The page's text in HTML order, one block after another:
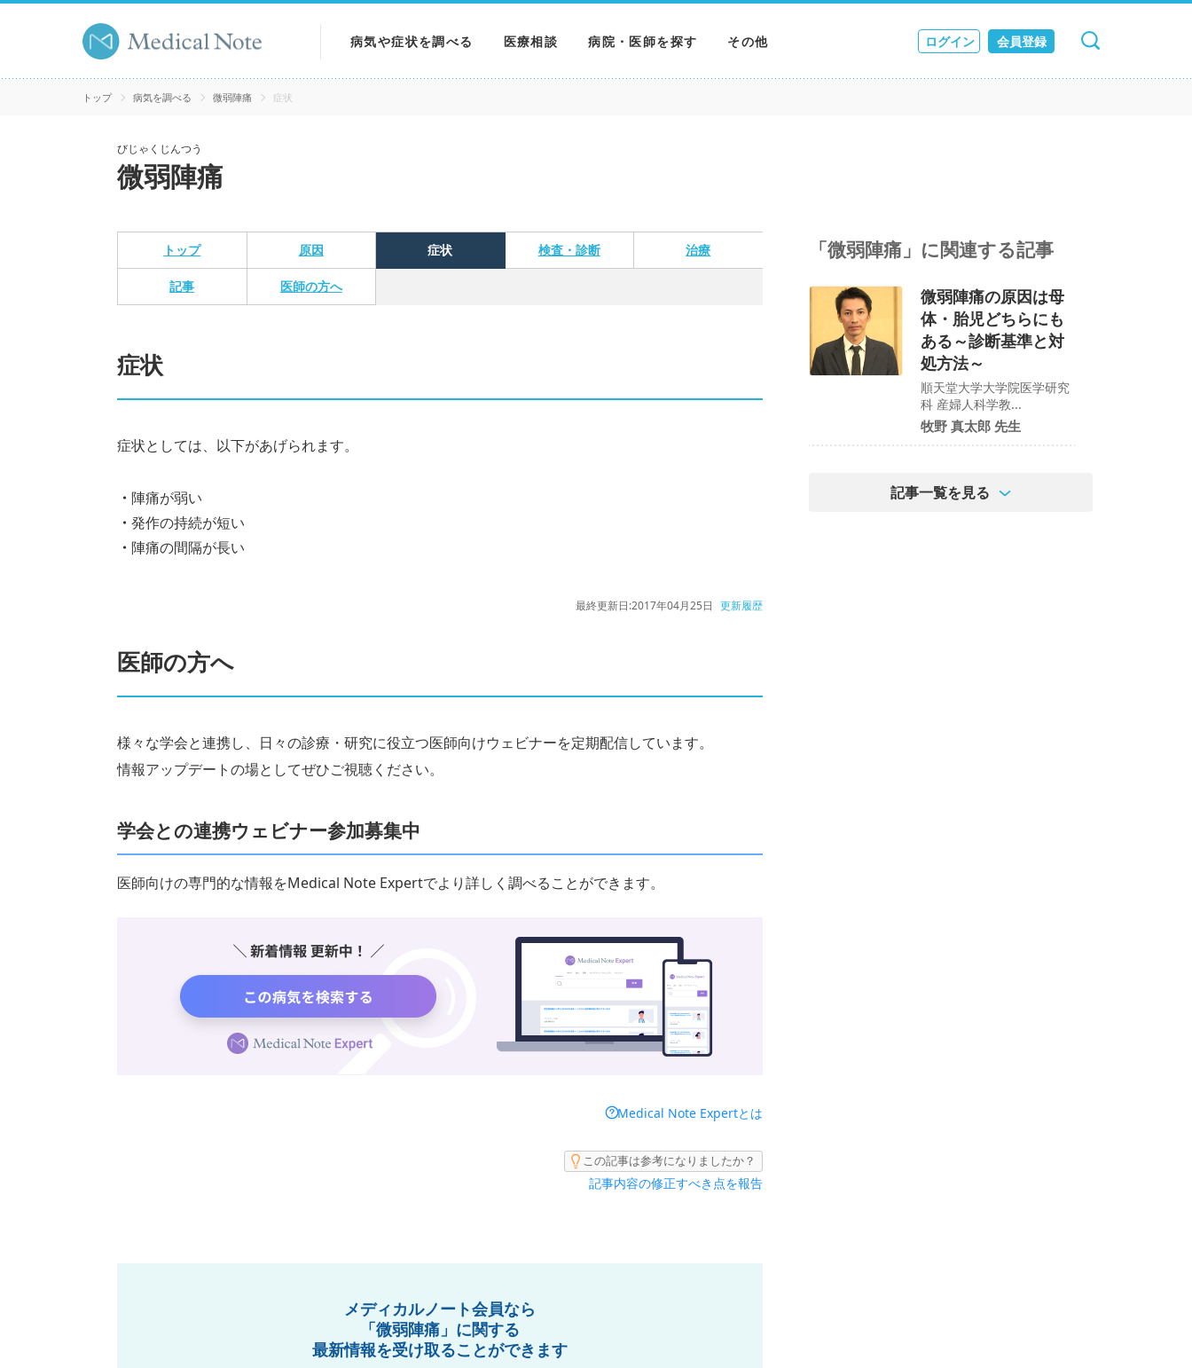
病気や症状を調べる
病気を調べる
医療相談 病院・医師を探す
病院を探す
その他
MNニュース
ログイン 会員登録
検索 キャンセル
トップ 病気を調べる 微弱陣痛 症状
びじゃくじんつう
微弱陣痛
トップ 原因 症状 検査・診断 治療
記事 医師の方へ
症状
症状としては、以下があげられます。
陣痛が弱い
発作の持続が短い
陣痛の間隔が長い
最終更新日:2017年04月25日 更新履歴
医師の方へ
様々な学会と連携し、日々の診療・研究に役立つ医師向けウェビナーを定期配信しています。
情報アップデートの場としてぜひご視聴ください。
学会との連携ウェビナー参加募集中
医師向けの専門的な情報をMedical Note Expertでより詳しく調べることができます。
Medical Note Expertとは
この記事は参考になりましたか？
記事内容の修正すべき点を報告
メディカルノート会員なら
「微弱陣痛」に関する
最新情報を受け取ることができます
「微弱陣痛」に関連する記事
微弱陣痛の原因は母
体・胎児どちらにも
ある～診断基準と対
処方法～
順天堂大学大学院医学研究
科 産婦人科学教...
牧野 真太郎 先生
記事一覧を見る